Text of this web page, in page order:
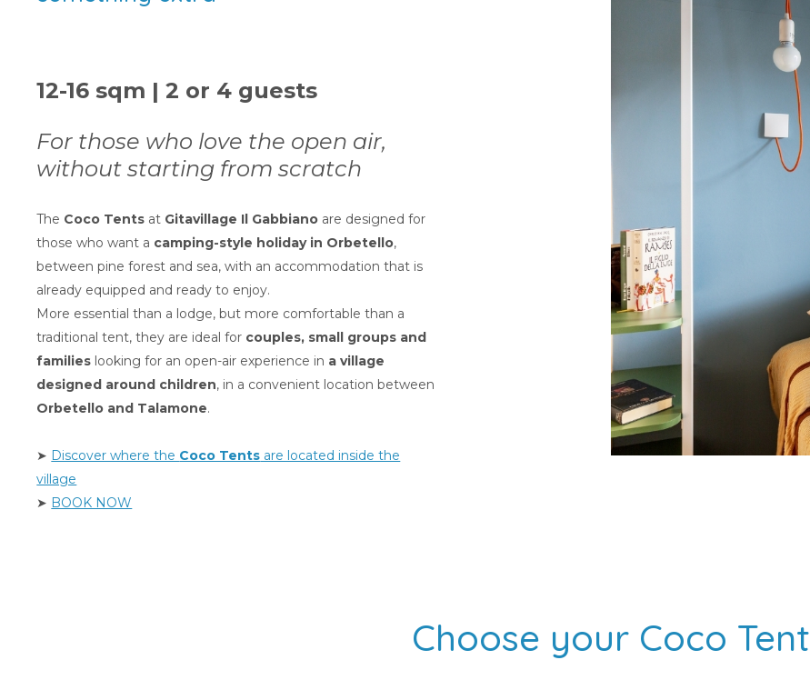
12-16 sqm | 2 or 4 guests
For those who love the open air,
without starting from scratch
The Coco Tents at Gitavillage Il Gabbiano are designed for
those who want a camping-style holiday in Orbetello,
between pine forest and sea, with an accommodation that is
already equipped and ready to enjoy.
More essential than a lodge, but more comfortable than a
traditional tent, they are ideal for couples, small groups and
families looking for an open-air experience in a village
designed around children, in a convenient location between
Orbetello and Talamone.
➤ Discover where the Coco Tents are located inside the
village
➤ BOOK NOW
Choose your Coco Tent